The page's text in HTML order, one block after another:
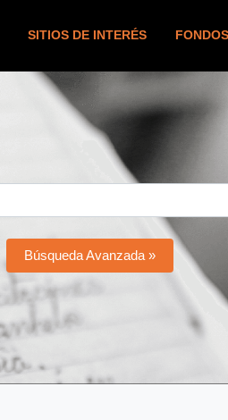
SITIOS DE INTERÉS FONDOS
Búsqueda Avanzada »